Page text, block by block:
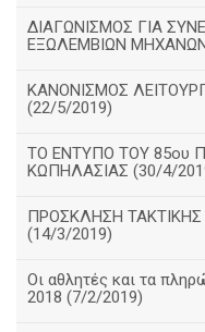
ΔΙΑΓΩΝΙΣΜΟΣ ΓΙΑ
ΕΞΩΛΕΜΒΙΩΝ
ΚΑΝΟΝΙΣΜΟΣ
(22/5/2019)
ΤΟ ΕΝΤΥΠΟ ΤΟΥ 85ου
ΚΩΠΗΛΑΣΙΑΣ (30/4/
ΠΡΟΣΚΛΗΣΗ ΤΑΚΤΙΚΗΣ
(14/3/2019)
Οι αθλητές και τα
2018 (7/2/2019)